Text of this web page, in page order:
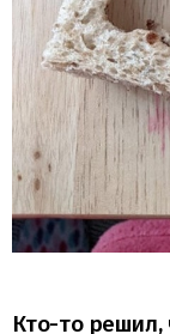
Кто-то решил,